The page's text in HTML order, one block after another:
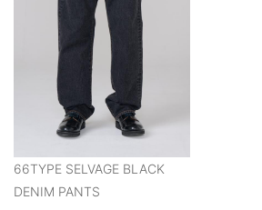
66TYPE SELVAGE BLACK
DENIM PANTS